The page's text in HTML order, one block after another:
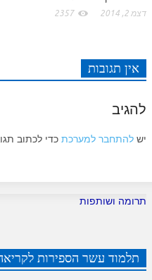
לאתר ספר הרב
דצמ 2, 2014 2357
אין תגובות
להגיב
יש להתחבר למערכת כדי לכתוב
תרומה ושותפות
תלמוד עשר הספירות